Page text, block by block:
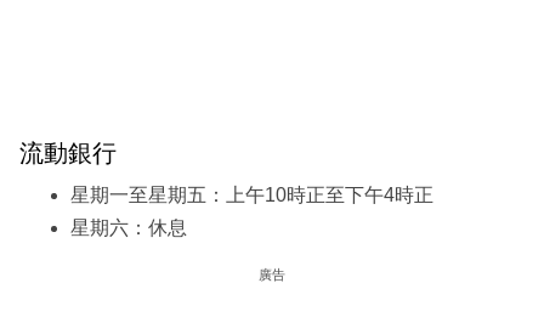
流動銀行
星期一至星期五：上午10時正至下午4時正
星期六：休息
廣告